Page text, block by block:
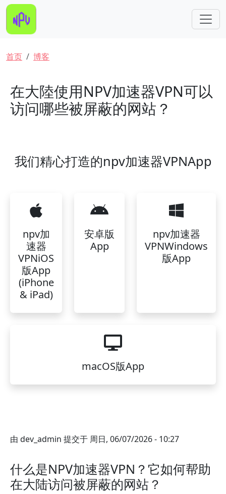
跳转到主要内容
面包屑
首页 博客
在大陸使用NPV加速器VPN可以
访问哪些被屏蔽的网站？
我们精心打造的npv加速器VPNApp
npv加
速器
VPNiOS
版App
(iPhone
& iPad)
安卓版
App
npv加速器
VPNWindows
版App
macOS版App
由 dev_admin 提交于 周日, 06/07/2026 - 10:27
什么是NPV加速器VPN？它如何帮助
在大陆访问被屏蔽的网站？